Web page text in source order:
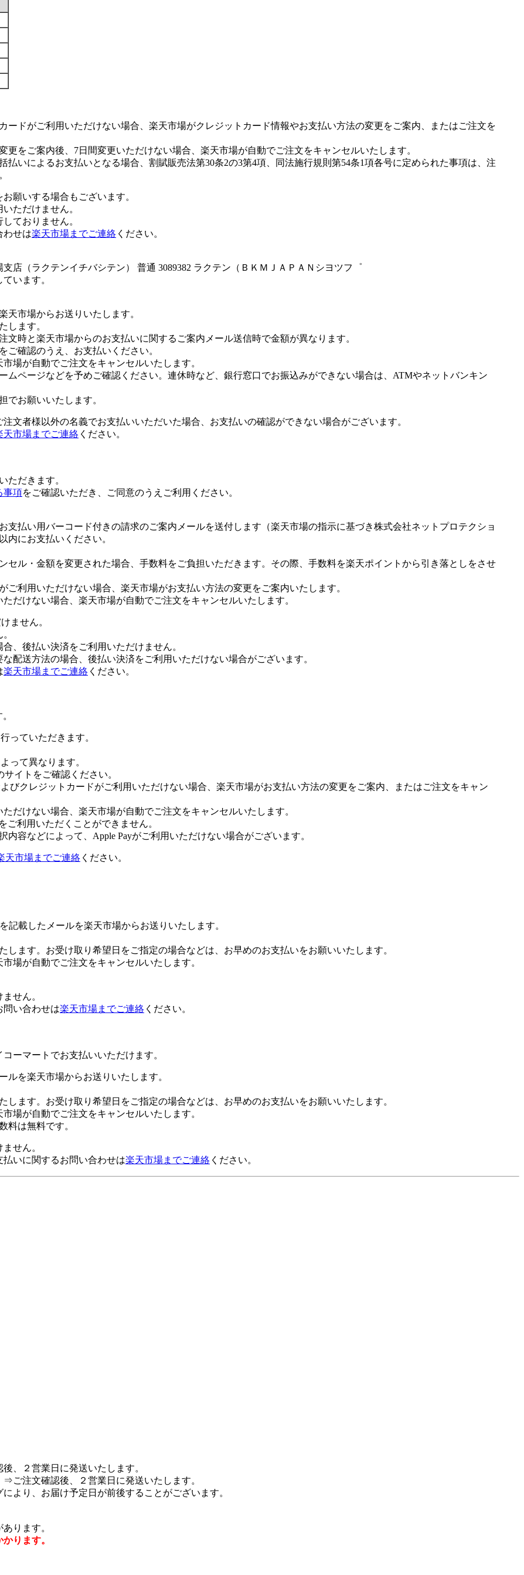
ードがご利用いただけない場合、楽天市場がクレジットカード情報やお支払い方法の変更をご案内、またはご注文を
更をご案内後、7日間変更いただけない場合、楽天市場が自動でご注文をキャンセルいたします。
払いによるお支払いとなる場合、割賦販売法第30条2の3第4項、同法施行規則第54条1項各号に定められた事項は、注
願いする場合もございます。
ただけません。
ておりません。
わせは楽天市場までご連絡 ください。
店（ラクテンイチバシテン） 普通 3089382 ラクテン（ＢＫＭＪＡＰＡＮシヨツフ゜
います。
天市場からお送りいたします。
します。
文時と楽天市場からのお支払いに関するご案内メール送信時で金額が異なります。
ご確認のうえ、お支払いください。
場が自動でご注文をキャンセルいたします。
ムページなどを予めご確認ください。連休時など、銀行窓口でお振込みができない場合は、ATMやネットバンキン
でお願いいたします。
文者様以外の名義でお支払いいただいた場合、お支払いの確認ができない場合がございます。
天市場までご連絡 ください。
ただきます。
事項をご確認いただき、ご同意のうえご利用ください。
支払い用バーコード付きの請求のご案内メールを送付します（楽天市場の指示に基づき株式会社ネットプロテクショ
内にお支払いください。
セル・金額を変更された場合、手数料をご負担いただきます。その際、手数料を楽天ポイントから引き落としをさせ
ご利用いただけない場合、楽天市場がお支払い方法の変更をご案内いたします。
だけない場合、楽天市場が自動でご注文をキャンセルいたします。
ません。
、後払い決済をご利用いただけません。
配送方法の場合、後払い決済をご利用いただけない場合がございます。
楽天市場までご連絡 ください。
っていただきます。
って異なります。
サイトをご確認ください。
びクレジットカードがご利用いただけない場合、楽天市場がお支払い方法の変更をご案内、またはご注文をキャン
だけない場合、楽天市場が自動でご注文をキャンセルいたします。
ご利用いただくことができません。
容などによって、Apple Payがご利用いただけない場合がございます。
天市場までご連絡 ください。
記載したメールを楽天市場からお送りいたします。
します。お受け取り希望日をご指定の場合などは、お早めのお支払いをお願いいたします。
場が自動でご注文をキャンセルいたします。
せん。
い合わせは楽天市場までご連絡 ください。
ーマートでお支払いいただけます。
ルを楽天市場からお送りいたします。
します。お受け取り希望日をご指定の場合などは、お早めのお支払いをお願いいたします。
場が自動でご注文をキャンセルいたします。
料は無料です。
せん。
いに関するお問い合わせは楽天市場までご連絡 ください。
、２営業日に発送いたします。
ご注文確認後、２営業日に発送いたします。
より、お届け予定日が前後することがございます。
ります。
ります。